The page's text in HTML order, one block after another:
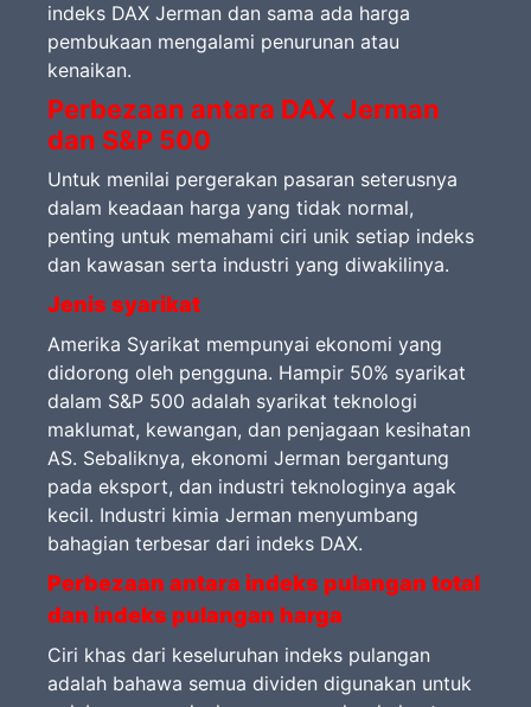
indeks DAX Jerman dan sama ada harga
pembukaan mengalami penurunan atau
kenaikan.
Perbezaan antara DAX Jerman
dan S&P 500
Untuk menilai pergerakan pasaran seterusnya
dalam keadaan harga yang tidak normal,
penting untuk memahami ciri unik setiap indeks
dan kawasan serta industri yang diwakilinya.
Jenis syarikat
Amerika Syarikat mempunyai ekonomi yang
didorong oleh pengguna. Hampir 50% syarikat
dalam S&P 500 adalah syarikat teknologi
maklumat, kewangan, dan penjagaan kesihatan
AS. Sebaliknya, ekonomi Jerman bergantung
pada eksport, dan industri teknologinya agak
kecil. Industri kimia Jerman menyumbang
bahagian terbesar dari indeks DAX.
Perbezaan antara indeks pulangan total
dan indeks pulangan harga
Ciri khas dari keseluruhan indeks pulangan
adalah bahawa semua dividen digunakan untuk